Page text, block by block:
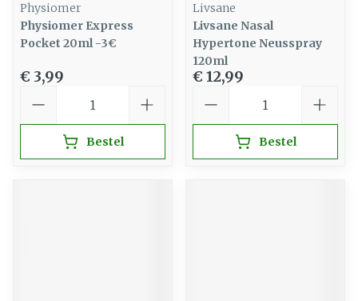
Physiomer
Physiomer Express
Pocket 20ml -3€
€ 3,99
Bestel
Livsane
Livsane Nasal
Hypertone Neusspray
120ml
€ 12,99
Bestel